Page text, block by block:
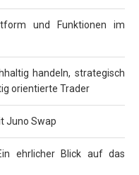
und Funktionen im
handeln, strategisch
orientierte Trader
Juno Swap
ehrlicher Blick auf das